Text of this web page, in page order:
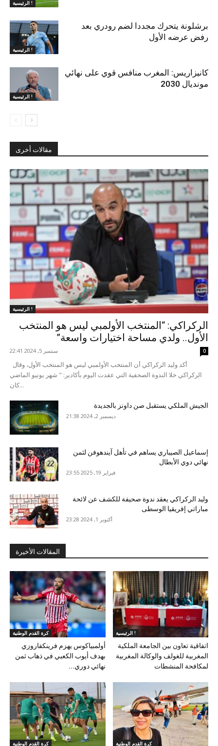
الرئيسية !
الرئيسية !
برشلونة يتحرك مجددا لضم رودري بعد
رفض عرضه الأول
الرئيسية !
كانيزاريس: المغرب منافس قوي على نهائي
مونديال 2030
مقالات أخرى
الرئيسية !
الركراكي: “المنتخب الأولمبي ليس هو المنتخب
الأول.. ولدي مساحة اختيارات واسعة”
سبتمبر 5, 2024 22:41 0
الركراكي خلا الندوة الصحفية التي عقدت اليوم بأكادير: " شهر يونيو الماضي
كان...
الجيش الملكي يستقبل صن داونز بالجديدة
ديسمبر 2, 2024 21:38
إسماعيل الصيباري يساهم في تأهل آيندهوفن لثمن
نهائي دوي الأبطال
فبراير 19, 2025 23:55
وليد الركراكي يعقد ندوة صحيفة للكشف عن لائحة
مباراتي إفريقيا الوسطى
أكتوبر 1, 2024 23:28
المقالات الأخيرة
كرة القدم الوطنية
أولمبياكوس يهزم فرينكفاروزي
بهدف أيوب الكعبي في ذهاب ثمن
نهائي دوري...
الرئيسية !
اتفاقية تعاون بين الجامعة الملكية
المغربية للغولف والوكالة المغربية
لمكافحة المنشطات
كرة القدم الوطنية كرة القدم الوطنية